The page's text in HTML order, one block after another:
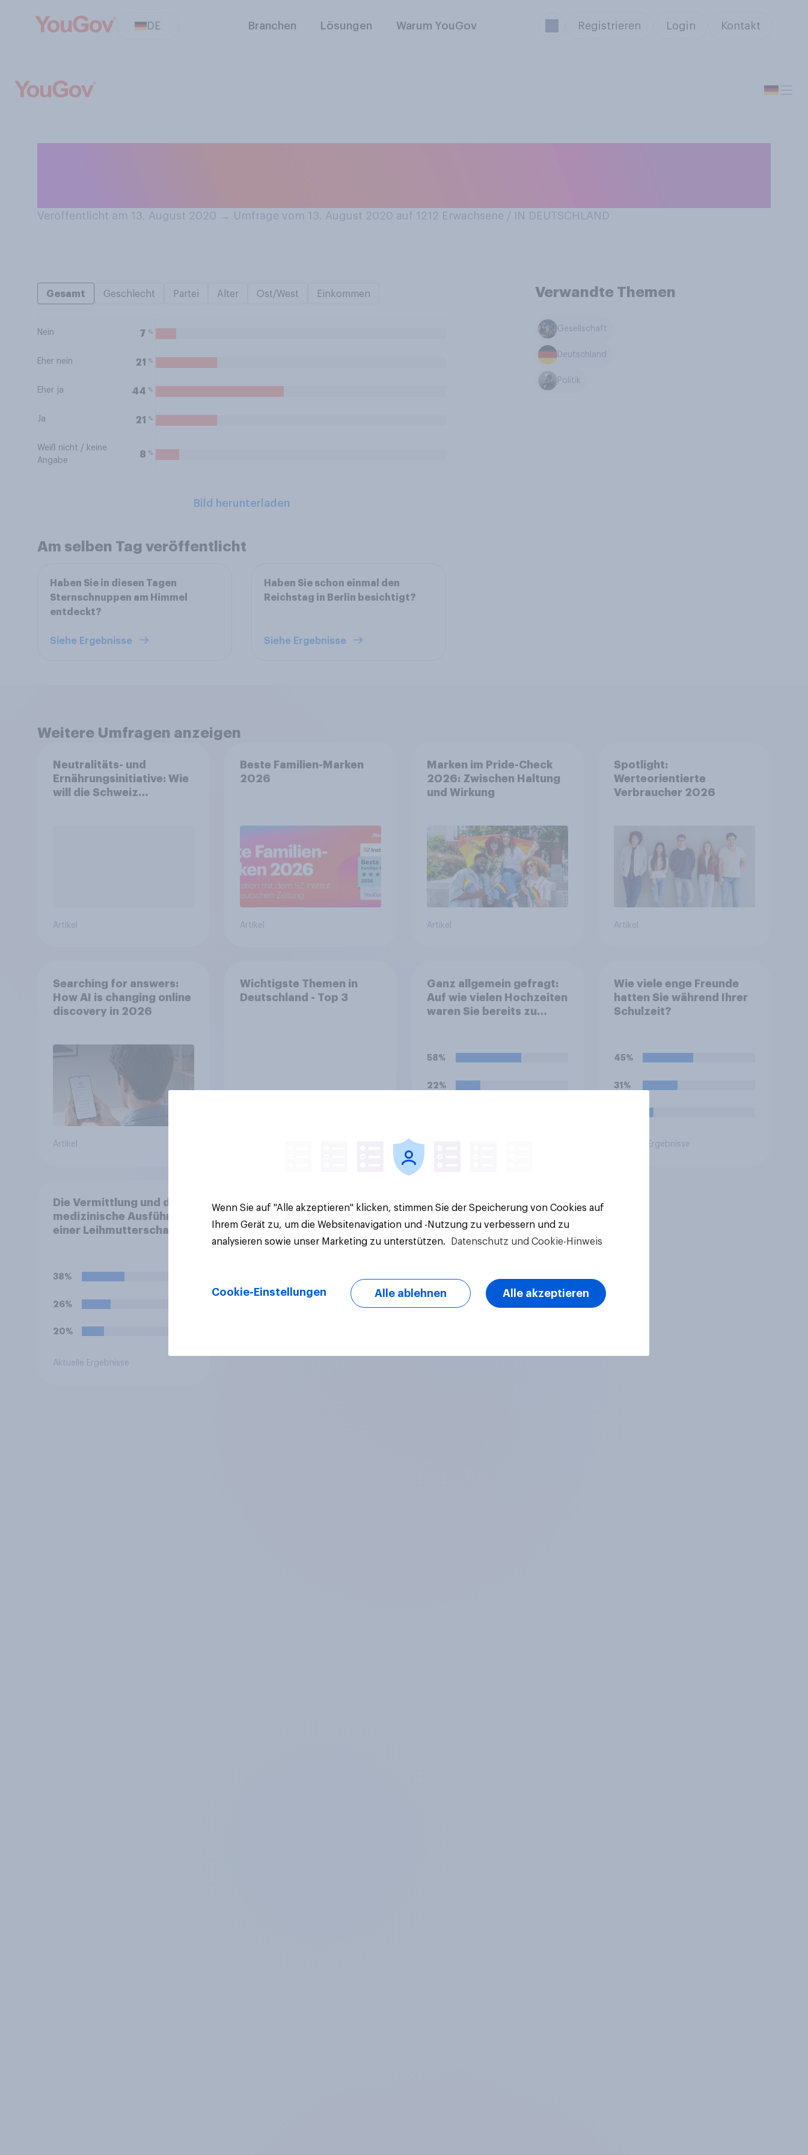
DE Branchen Lösungen Warum YouGov Registrieren Login Kontakt
Veröffentlicht am 13. August 2020 → Umfrage vom 13. August 2020 auf 1212 Erwachsene / IN DEUTSCHLAND
Gesamt Geschlecht Partei Alter Ost/West Einkommen
Nein 7 %
Eher nein 21 %
Eher ja 44 %
Ja 21 %
Weiß nicht / keine
Angabe
8 %
Bild herunterladen
Verwandte Themen
Gesellschaft
Deutschland
Politik
Am selben Tag veröffentlicht
Haben Sie in diesen Tagen
Sternschnuppen am Himmel
entdeckt?
Siehe Ergebnisse
Haben Sie schon einmal den
Reichstag in Berlin besichtigt?
Siehe Ergebnisse
Weitere Umfragen anzeigen
Neutralitäts- und
Ernährungsinitiative: Wie
will die Schweiz
Artikel
Beste Familien-Marken
2026
Artikel
Marken im Pride-Check
2026: Zwischen Haltung
und Wirkung
Artikel
Spotlight:
Werteorientierte
Verbraucher 2026
Artikel
Searching for answers:
How AI is changing online
discovery in 2026
Artikel
Wichtigste Themen in
Deutschland - Top 3
Ganz allgemein gefragt:
Auf wie vielen Hochzeiten
waren Sie bereits zu
58%
22%
Wie viele enge Freunde
hatten Sie während Ihrer
Schulzeit?
45%
31%
Aktuelle Ergebnisse
Die Vermittlung und die
medizinische Ausführung
einer Leihmutterschaft
anderen Ländern
zu diesem Verbot?
38%
26%
20%
Aktuelle Ergebnisse
Wenn Sie auf "Alle akzeptieren" klicken, stimmen Sie der Speicherung von Cookies auf
Ihrem Gerät zu, um die Websitenavigation und -Nutzung zu verbessern und zu
analysieren sowie unser Marketing zu unterstützen.
Datenschutz und Cookie-Hinweis
Cookie-Einstellungen Alle ablehnen Alle akzeptieren